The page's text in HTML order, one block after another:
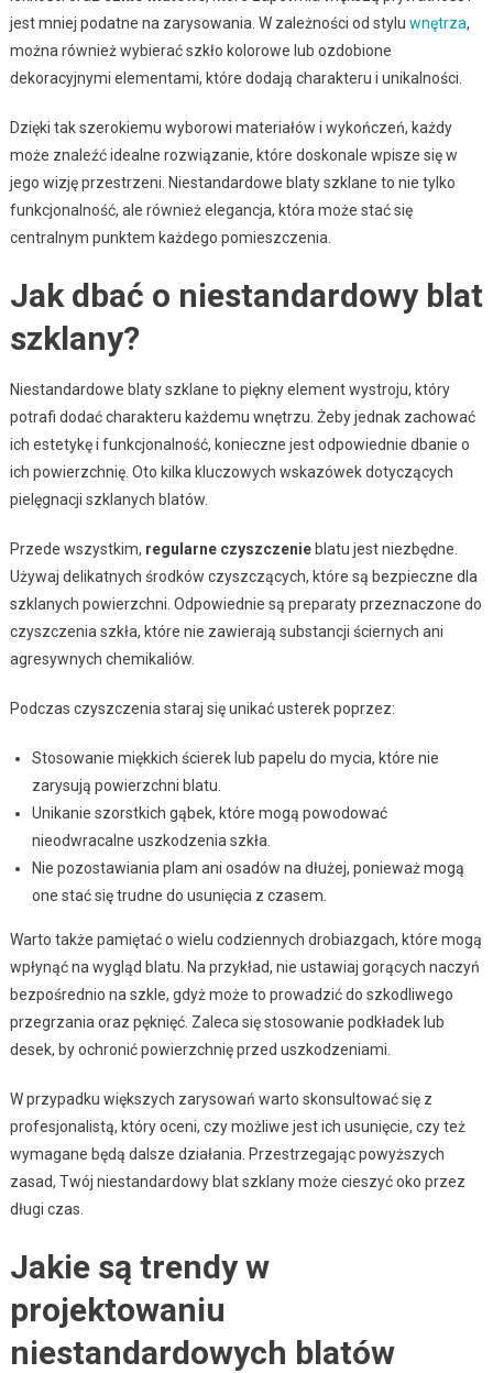
jest mniej podatne na zarysowania. W zależności od stylu wnętrza,
można również wybierać szkło kolorowe lub ozdobione
dekoracyjnymi elementami, które dodają charakteru i unikalności.
Dzięki tak szerokiemu wyborowi materiałów i wykończeń, każdy
może znaleźć idealne rozwiązanie, które doskonale wpisze się w
jego wizję przestrzeni. Niestandardowe blaty szklane to nie tylko
funkcjonalność, ale również elegancja, która może stać się
centralnym punktem każdego pomieszczenia.
Jak dbać o niestandardowy blat
szklany?
Niestandardowe blaty szklane to piękny element wystroju, który
potrafi dodać charakteru każdemu wnętrzu. Żeby jednak zachować
ich estetykę i funkcjonalność, konieczne jest odpowiednie dbanie o
ich powierzchnię. Oto kilka kluczowych wskazówek dotyczących
pielęgnacji szklanych blatów.
Przede wszystkim, regularne czyszczenieblatu jest niezbędne.
Używaj delikatnych środków czyszczących, które są bezpieczne dla
szklanych powierzchni. Odpowiednie są preparaty przeznaczone do
czyszczenia szkła, które nie zawierają substancji ściernych ani
agresywnych chemikaliów.
Podczas czyszczenia staraj się unikać usterek poprzez:
Stosowanie miękkich ścierek lub papelu do mycia, które nie
zarysują powierzchni blatu.
Unikanie szorstkich gąbek, które mogą powodować
nieodwracalne uszkodzenia szkła.
Nie pozostawiania plam ani osadów na dłużej, ponieważ mogą
one stać się trudne do usunięcia z czasem.
Warto także pamiętać o wielu codziennych drobiazgach, które mogą
wpłynąć na wygląd blatu. Na przykład, nie ustawiaj gorących naczyń
bezpośrednio na szkle, gdyż może to prowadzić do szkodliwego
przegrzania oraz pęknięć. Zaleca się stosowanie podkładek lub
desek, by ochronić powierzchnię przed uszkodzeniami.
W przypadku większych zarysowań warto skonsultować się z
profesjonalistą, który oceni, czy możliwe jest ich usunięcie, czy też
wymagane będą dalsze działania. Przestrzegając powyższych
zasad, Twój niestandardowy blat szklany może cieszyć oko przez
długi czas.
Jakie są trendy w
projektowaniu
niestandardowych blatów